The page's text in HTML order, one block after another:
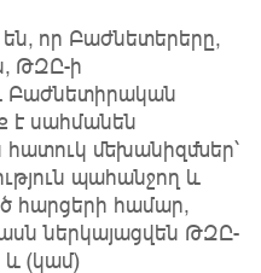
որ Բաժնետերերը,
ԹԶԸ-ի
Բաժնետիրական
է սահմանեն
հատուկ մեխանիզմներ՝
պահանջող և
հարցերի համար,
ներկայացվեն ԹԶԸ-
և (կամ)